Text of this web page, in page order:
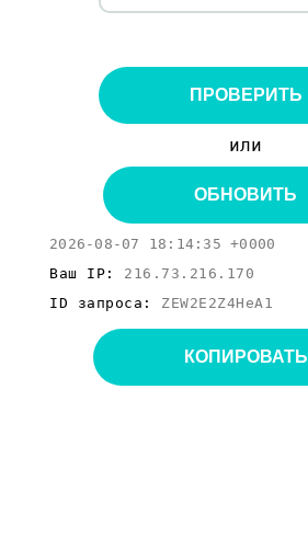
ПРОВЕРИТЬ
или
ОБНОВИТЬ
2026-08-07 18:14:35 +0000
Ваш IP: 216.73.216.170
ID запроса: ZEW2E2Z4HeA1
КОПИРОВАТЬ